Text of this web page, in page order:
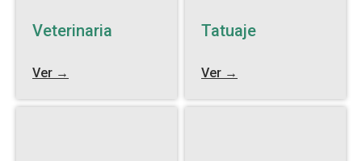
Veterinaria
Ver →
Tatuaje
Ver →